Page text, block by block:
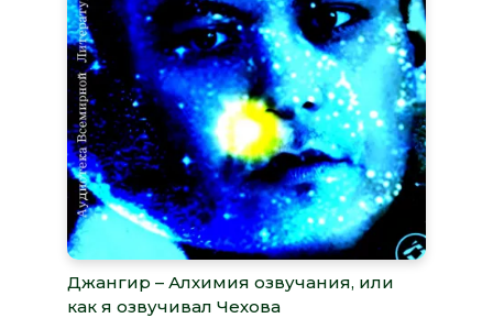
Джангир – Алхимия озвучания, или
как я озвучивал Чехова